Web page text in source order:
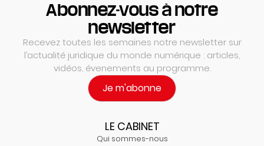
Abonnez-vous à notre
newsletter
Recevez toutes les semaines notre newsletter sur
l’actualité juridique du monde numérique : articles,
vidéos, évenements au programme.
Je m'abonne
LE CABINET
Qui sommes-nous